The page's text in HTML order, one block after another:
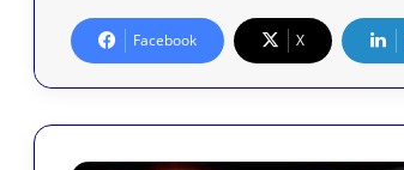
Facebook X